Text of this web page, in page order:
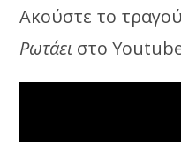
Ακούστε το
Ρωτάει στο